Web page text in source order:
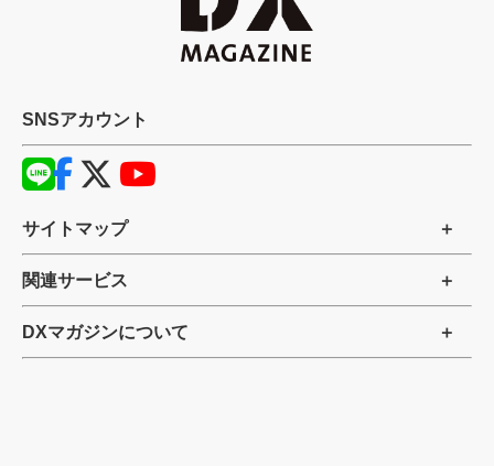
SNSアカウント
サイトマップ
関連サービス
DXマガジンについて